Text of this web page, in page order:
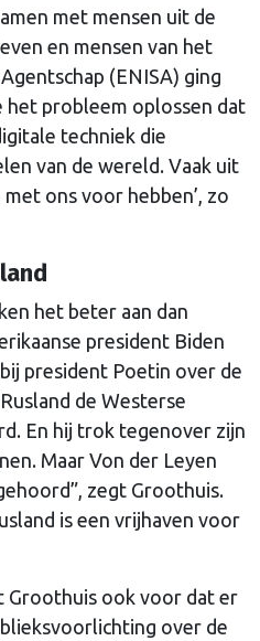
met mensen uit de
en mensen van het
(ENISA) ging
het probleem oplossen dat
techniek die
van de wereld. Vaak uit
ons voor hebben’, zo
het beter aan dan
president Biden
president Poetin over de
de Westerse
En hij trok tegenover zijn
Maar Von der Leyen
zegt Groothuis.
is een vrijhaven voor
Groothuis ook voor dat er
over de